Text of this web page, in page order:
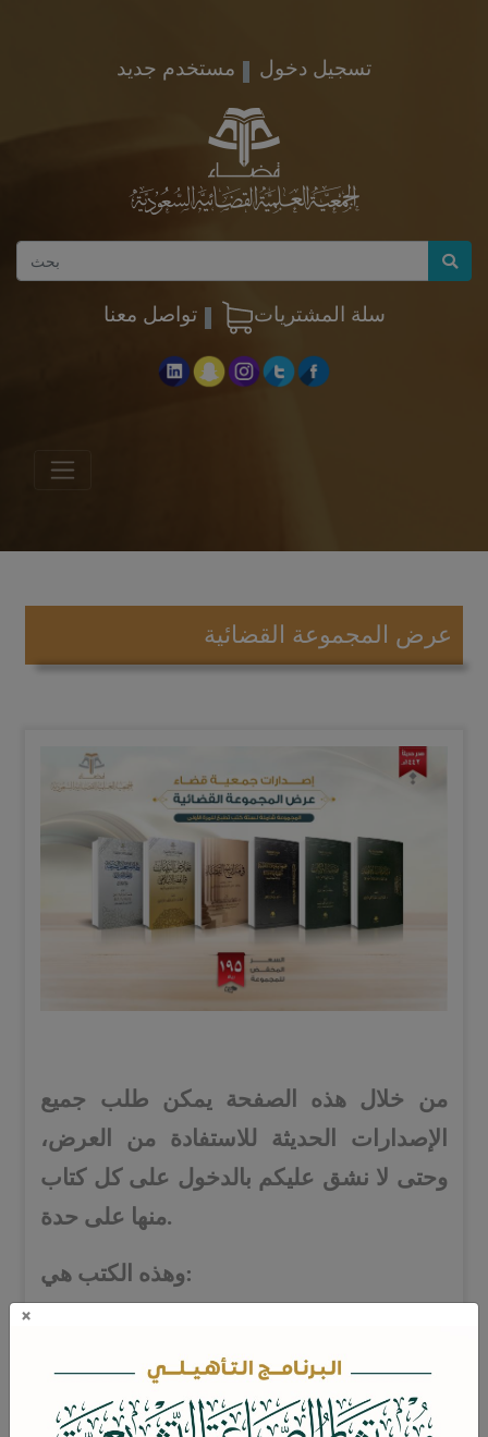
مستخدم جديد تسجيل دخول
تواصل معنا سلة المشتريات
عرض المجموعة القضائية
من خلال هذه الصفحة يمكن طلب جميع
الإصدارات الحديثة للاستفادة من العرض،
وحتى لا نشق عليكم بالدخول على كل كتاب
منها على حدة.
وهذه الكتب هي:
السعودي، فضيلة الدكتور/ عبدالعزيز بن
عبدالرحمن الشبرمي.
×